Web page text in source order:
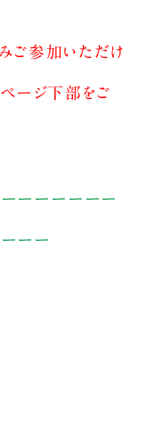
ご参加いただけ
ページ下部をご
ーーーーーー
ーー